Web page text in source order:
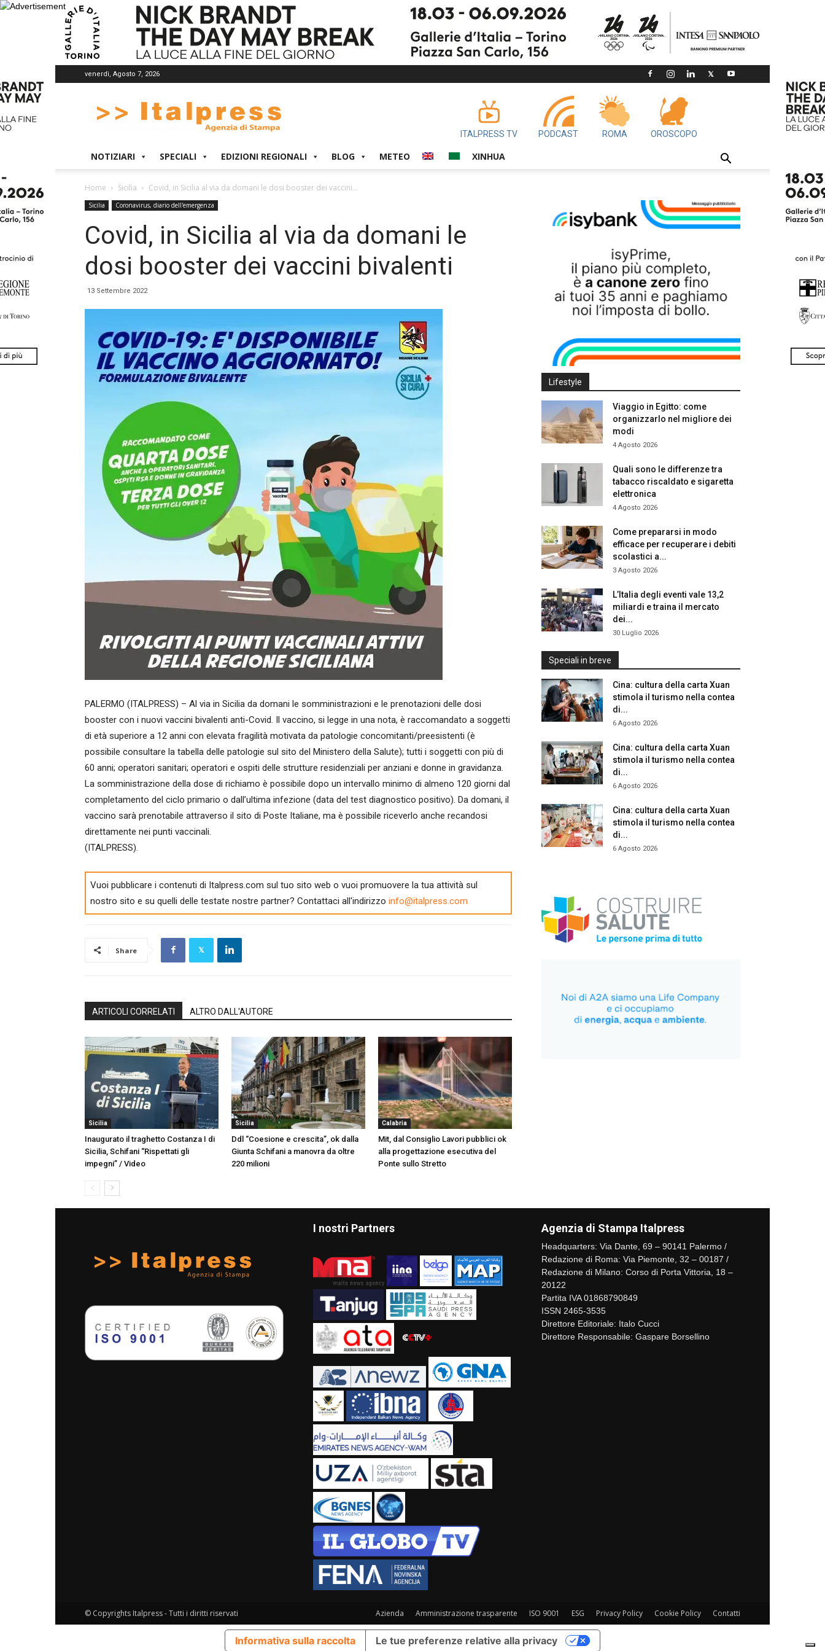
venerdì, Agosto 7, 2026
ITALPRESS TV PODCAST ROMA OROSCOPO
NOTIZIARI SPECIALI EDIZIONI REGIONALI BLOG METEO XINHUA
Home Sicilia Covid, in Sicilia al via da domani le dosi booster dei vaccini...
Sicilia Coronavirus, diario dell'emergenza
Covid, in Sicilia al via da domani le
dosi booster dei vaccini bivalenti
13 Settembre 2022
PALERMO (ITALPRESS) – Al via in Sicilia da domani le somministrazioni e le prenotazioni delle dosi
booster con i nuovi vaccini bivalenti anti-Covid. Il vaccino, si legge in una nota, è raccomandato a soggetti
di età superiore a 12 anni con elevata fragilità motivata da patologie concomitanti/preesistenti (è
possibile consultare la tabella delle patologie sul sito del Ministero della Salute); tutti i soggetti con più di
60 anni; operatori sanitari; operatori e ospiti delle strutture residenziali per anziani e donne in gravidanza.
La somministrazione della dose di richiamo è possibile dopo un intervallo minimo di almeno 120 giorni dal
completamento del ciclo primario o dall’ultima infezione (data del test diagnostico positivo). Da domani, il
vaccino sarà prenotabile attraverso il sito di Poste Italiane, ma è possibile riceverlo anche recandosi
direttamente nei punti vaccinali.
(ITALPRESS).
Vuoi pubblicare i contenuti di Italpress.com sul tuo sito web o vuoi promuovere la tua attività sul
nostro sito e su quelli delle testate nostre partner? Contattaci all'indirizzo info@italpress.com
Share
ARTICOLI CORRELATI ALTRO DALL'AUTORE
Sicilia
Inaugurato il traghetto Costanza I di
Sicilia, Schifani “Rispettati gli
impegni” / Video
Sicilia
Ddl “Coesione e crescita”, ok dalla
Giunta Schifani a manovra da oltre
220 milioni
Calabria
Mit, dal Consiglio Lavori pubblici ok
alla progettazione esecutiva del
Ponte sullo Stretto
Lifestyle
Viaggio in Egitto: come
organizzarlo nel migliore dei
modi
4 Agosto 2026
Quali sono le differenze tra
tabacco riscaldato e sigaretta
elettronica
4 Agosto 2026
Come prepararsi in modo
efficace per recuperare i debiti
scolastici a...
3 Agosto 2026
L’Italia degli eventi vale 13,2
miliardi e traina il mercato
dei...
30 Luglio 2026
Speciali in breve
Cina: cultura della carta Xuan
stimola il turismo nella contea
di...
6 Agosto 2026
Cina: cultura della carta Xuan
stimola il turismo nella contea
di...
6 Agosto 2026
Cina: cultura della carta Xuan
stimola il turismo nella contea
di...
6 Agosto 2026
I nostri Partners Agenzia di Stampa Italpress
Headquarters: Via Dante, 69 – 90141 Palermo /
Redazione di Roma: Via Piemonte, 32 – 00187 /
Redazione di Milano: Corso di Porta Vittoria, 18 –
20122
Partita IVA 01868790849
ISSN 2465-3535
Direttore Editoriale: Italo Cucci
Direttore Responsabile: Gaspare Borsellino
Azienda Amministrazione trasparente ISO 9001 ESG Privacy Policy Cookie Policy Contatti
© Copyrights Italpress - Tutti i diritti riservati
Informativa sulla raccolta Le tue preferenze relative alla privacy